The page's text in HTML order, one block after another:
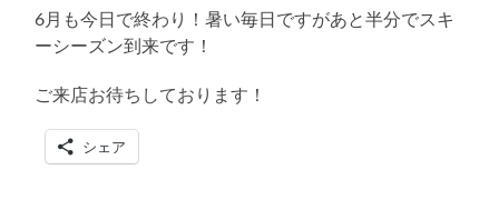
6月も今日で終わり！暑い毎日ですがあと半分でスキ
ーシーズン到来です！
ご来店お待ちしております！
シェア